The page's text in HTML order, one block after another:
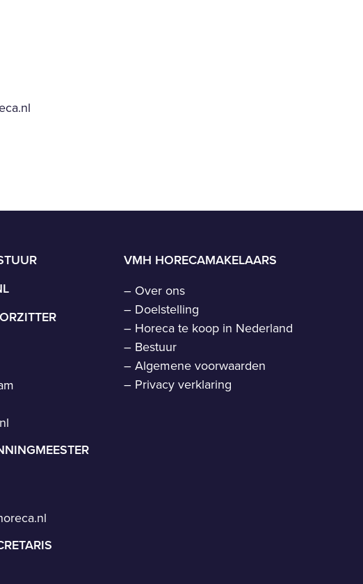
VMH HORECAMAKELAARS
– Over ons
– Doelstelling
– Horeca te koop in Nederland
– Bestuur
–Algemene voorwaarden
– Privacy verklaring